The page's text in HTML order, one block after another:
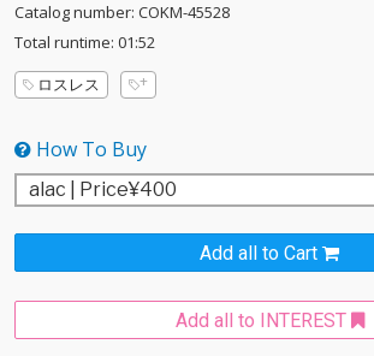
Catalog number: COKM-45528
Total runtime: 01:52
ロスレス
How To Buy
Add all to Cart
Add all to INTEREST